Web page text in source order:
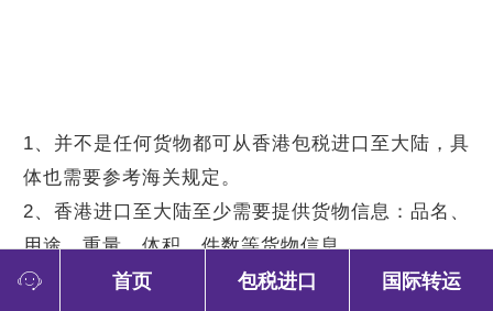
1、并不是任何货物都可从香港包税进口至大陆，具
体也需要参考海关规定。
2、香港进口至大陆至少需要提供货物信息：品名、
用途、重量、体积、件数等货物信息。
3、香港包税进口报关是通过快件形式进行报关的，
首页 包税进口 国际转运